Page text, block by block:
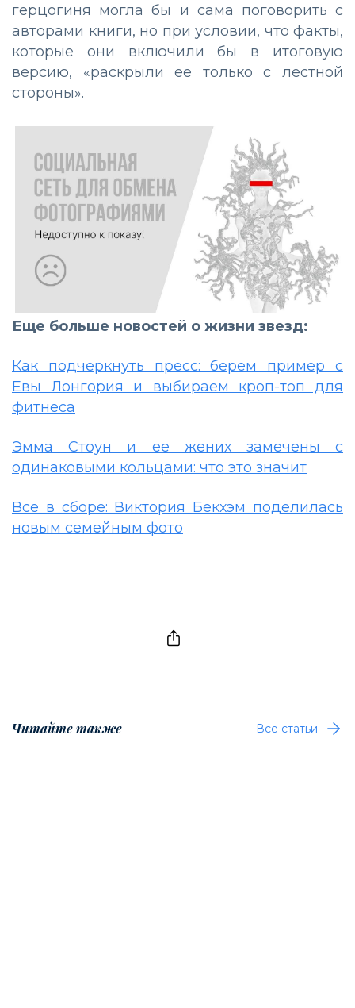
герцогиня могла бы и сама поговорить с
авторами книги, но при условии, что факты,
которые они включили бы в итоговую
версию, «раскрыли ее только с лестной
стороны».
Еще больше новостей о жизни звезд:
Как подчеркнуть пресс: берем пример с
Евы Лонгория и выбираем кроп-топ для
фитнеса
Эмма Стоун и ее жених замечены с
одинаковыми кольцами: что это значит
Все в сборе: Виктория Бекхэм поделилась
новым семейным фото
Читайте также Все статьи